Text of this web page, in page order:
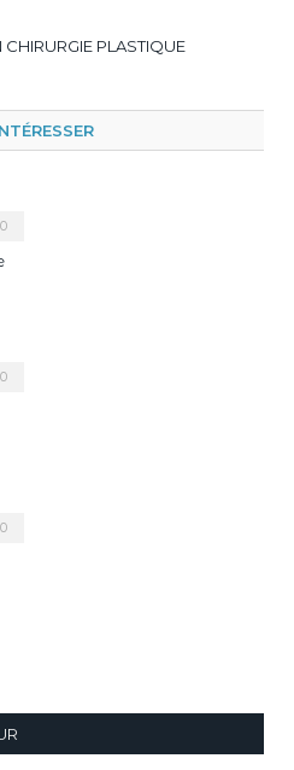
CHIRURGIE PLASTIQUE
0
0
0